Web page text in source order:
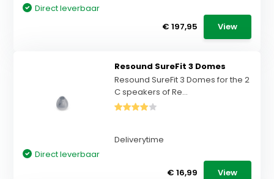
Direct leverbaar
€ 197,95
View
Resound SureFit 3 Domes
Resound SureFit 3 Domes for the 2
C speakers of Re...
Deliverytime
Direct leverbaar
€ 16,99
View